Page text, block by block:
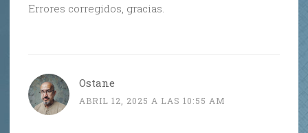
Errores corregidos, gracias.
Ostane
ABRIL 12, 2025 A LAS 10:55 AM